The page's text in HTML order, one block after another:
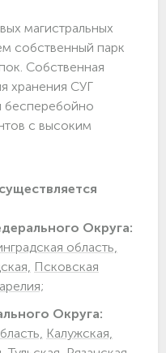
магистральных
собственный парк
Собственная
хранения СУГ
бесперебойно
с высоким
Округа:
область,
Псковская
Округа:
Калужская,